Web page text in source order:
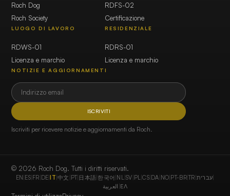
Roch Dog
Roch Society
RDFS-02
Certificazione
LUOGO DI LAVORO
RDWS-01
Licenza e marchio
RESIDENZIALE
RDRS-01
Licenza e marchio
NOTIZIE E AGGIORNAMENTI
ISCRIVITI
Iscriviti per ricevere notizie e aggiornamenti da Roch.
© 2026 Roch Dog. Tutti i diritti riservati.
EN ES| FR DE IT 中文 PT 日本語 한국어 NL |SV PL |CS DA NO PT-BR |TR עברית
العربية ΕΛ